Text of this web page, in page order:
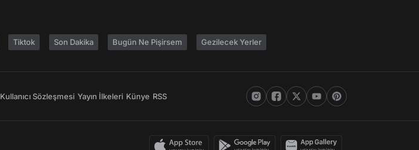
Tiktok Son Dakika Bugün Ne Pişirsem Gezilecek Yerler
Kullanıcı Sözleşmesi Yayın İlkeleri Künye RSS